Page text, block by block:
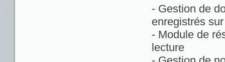
- Gestion de
enregistrés
- Module de
lecture